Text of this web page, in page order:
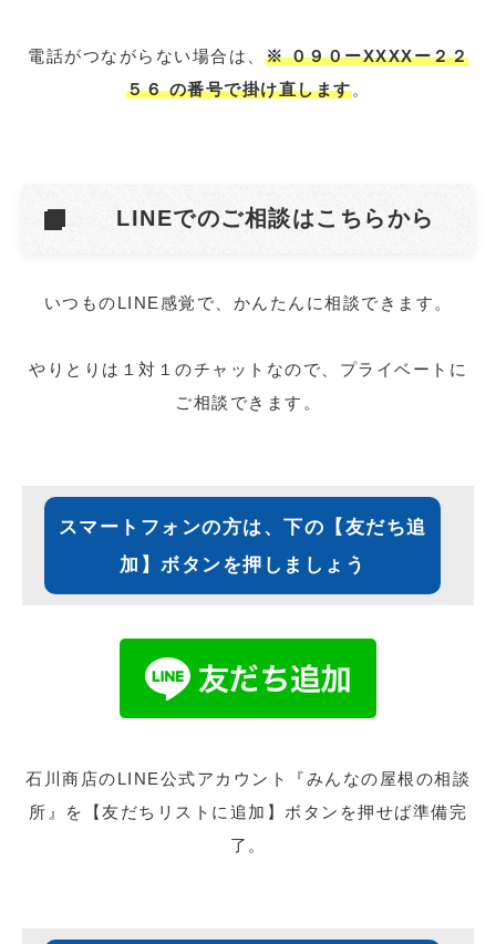
電話がつながらない場合は、 ※ ０９０ーXXXXー２２
５６ の番号で掛け直します。
LINEでのご相談はこちらから
いつものLINE感覚で、かんたんに相談できます。
やりとりは１対１のチャットなので、プライベートに
ご相談できます。
スマートフォンの方は、下の【友だち追
加】ボタンを押しましょう
石川商店のLINE公式アカウント『みんなの屋根の相談
所』を【友だちリストに追加】ボタンを押せば準備完
了。